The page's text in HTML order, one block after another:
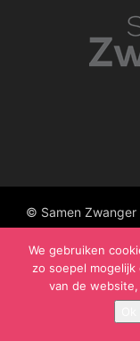
© Samen Zwanger
We gebruiken
zo soepel
van de